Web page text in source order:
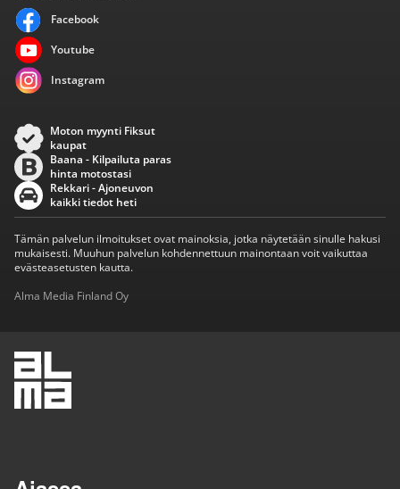
Facebook
Youtube
Instagram
Moton myynti Fiksut
kaupat
Baana - Kilpailuta paras
hinta motostasi
Rekkari - Ajoneuvon
kaikki tiedot heti
Tämän palvelun ilmoitukset ovat mainoksia, jotka näytetään sinulle hakusi
mukaisesti. Muuhun palvelun kohdennettuun mainontaan voit vaikuttaa
evästeasetusten kautta.
Alma Media Finland Oy